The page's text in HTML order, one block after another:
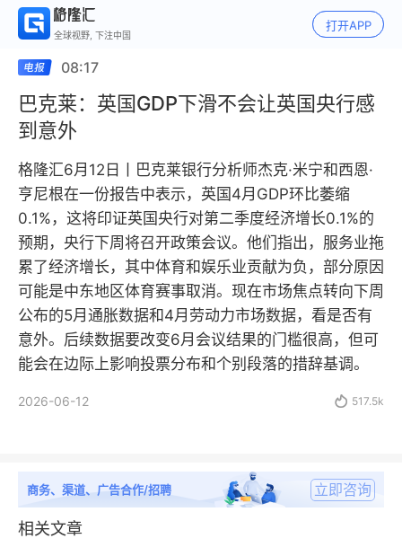
全球视野, 下注中国
打开APP
08:17
巴克莱：英国GDP下滑不会让英国央行感
到意外
格隆汇6月12日丨巴克莱银行分析师杰克·米宁和西恩·
亨尼根在一份报告中表示，英国4月GDP环比萎缩
0.1%，这将印证英国央行对第二季度经济增长0.1%的
预期，央行下周将召开政策会议。他们指出，服务业拖
累了经济增长，其中体育和娱乐业贡献为负，部分原因
可能是中东地区体育赛事取消。现在市场焦点转向下周
公布的5月通胀数据和4月劳动力市场数据，看是否有
意外。后续数据要改变6月会议结果的门槛很高，但可
能会在边际上影响投票分布和个别段落的措辞基调。
2026-06-12  517.5k
商务、渠道、广告合作/招聘 立即咨询
相关文章